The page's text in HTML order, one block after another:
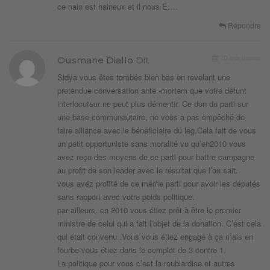
ce nain est haineux et il nous E….
Répondre
Ousmane Diallo Dit
Sidya vous êtes tombés bien bas en revelant une
pretendue conversation ante -mortem que votre défunt
interlocuteur ne peut plus démentir. Ce don du parti sur
une base communautaire, ne vous a pas empêché de
faire alliance avec le bénéficiaire du leg.Cela fait de vous
un petit opportuniste sans moralité vu qu’en2010 vous
avez reçu des moyens de ce parti pour battre campagne
au profit de son leader avec le résultat que l’on sait.
vous avez profité de ce même parti pour avoir les députés
sans rapport avec votre poids politique.
par ailleurs, en 2010 vous étiez prêt à être le premier
ministre de celui qui a fait l’objet de la donation. C’est cela
qui était convenu .Vous vous étiez engagé à ça mais en
fourbe vous étiez dans le complot de 3 contre 1.
La politique pour vous c’est la roublardise et autres